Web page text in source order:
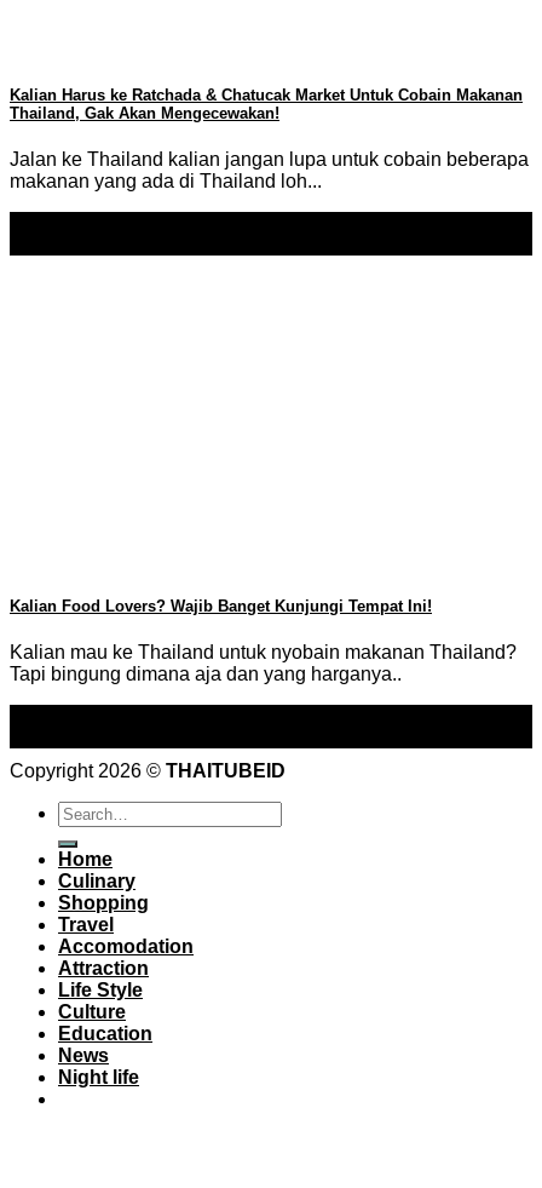
Kalian Harus ke Ratchada & Chatucak Market Untuk Cobain Makanan
Thailand, Gak Akan Mengecewakan!
Jalan ke Thailand kalian jangan lupa untuk cobain beberapa
makanan yang ada di Thailand loh...
Kalian Food Lovers? Wajib Banget Kunjungi Tempat Ini!
Kalian mau ke Thailand untuk nyobain makanan Thailand?
Tapi bingung dimana aja dan yang harganya..
Copyright 2026 © THAITUBEID
Home
Culinary
Shopping
Travel
Accomodation
Attraction
Life Style
Culture
Education
News
Night life